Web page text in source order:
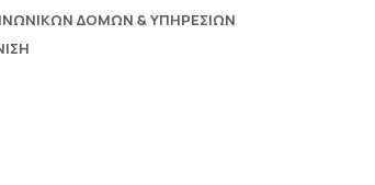
ΔΟΜΩΝ & ΥΠΗΡΕΣΙΩΝ